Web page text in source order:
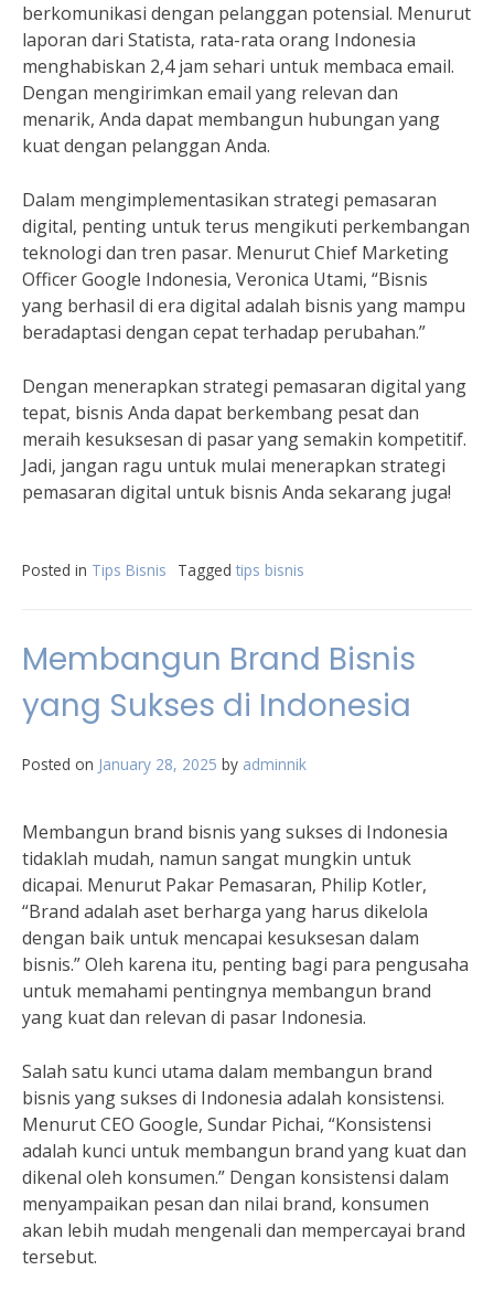
berkomunikasi dengan pelanggan potensial. Menurut
laporan dari Statista, rata-rata orang Indonesia
menghabiskan 2,4 jam sehari untuk membaca email.
Dengan mengirimkan email yang relevan dan
menarik, Anda dapat membangun hubungan yang
kuat dengan pelanggan Anda.
Dalam mengimplementasikan strategi pemasaran
digital, penting untuk terus mengikuti perkembangan
teknologi dan tren pasar. Menurut Chief Marketing
Officer Google Indonesia, Veronica Utami, “Bisnis
yang berhasil di era digital adalah bisnis yang mampu
beradaptasi dengan cepat terhadap perubahan.”
Dengan menerapkan strategi pemasaran digital yang
tepat, bisnis Anda dapat berkembang pesat dan
meraih kesuksesan di pasar yang semakin kompetitif.
Jadi, jangan ragu untuk mulai menerapkan strategi
pemasaran digital untuk bisnis Anda sekarang juga!
Posted in Tips Bisnis Tagged tips bisnis
Membangun Brand Bisnis
yang Sukses di Indonesia
Posted on January 28, 2025 by adminnik
Membangun brand bisnis yang sukses di Indonesia
tidaklah mudah, namun sangat mungkin untuk
dicapai. Menurut Pakar Pemasaran, Philip Kotler,
“Brand adalah aset berharga yang harus dikelola
dengan baik untuk mencapai kesuksesan dalam
bisnis.” Oleh karena itu, penting bagi para pengusaha
untuk memahami pentingnya membangun brand
yang kuat dan relevan di pasar Indonesia.
Salah satu kunci utama dalam membangun brand
bisnis yang sukses di Indonesia adalah konsistensi.
Menurut CEO Google, Sundar Pichai, “Konsistensi
adalah kunci untuk membangun brand yang kuat dan
dikenal oleh konsumen.” Dengan konsistensi dalam
menyampaikan pesan dan nilai brand, konsumen
akan lebih mudah mengenali dan mempercayai brand
tersebut.